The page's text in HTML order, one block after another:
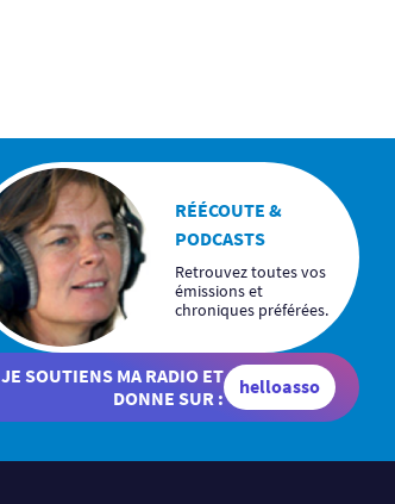
RÉÉCOUTE &
PODCASTS
Retrouvez toutes vos
émissions et
chroniques préférées.
JE SOUTIENS MA RADIO ET
DONNE SUR :
helloasso